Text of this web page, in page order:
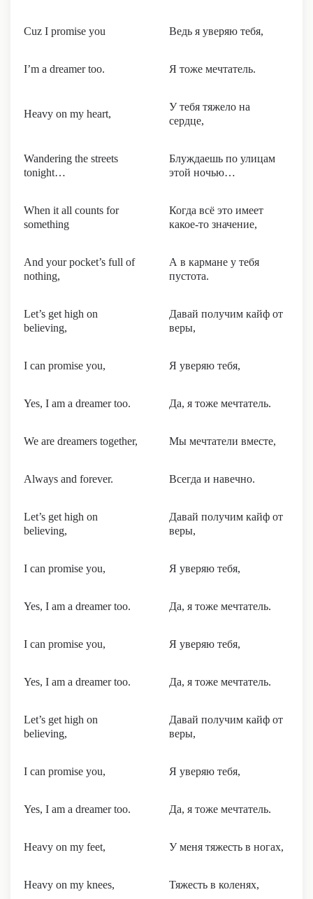
Cuz I promise you Ведь я уверяю тебя,
I’m a dreamer too. Я тоже мечтатель.
Heavy on my heart,
У тебя тяжело на
сердце,
Wandering the streets
tonight…
Блуждаешь по улицам
этой ночью…
When it all counts for
something
Когда всё это имеет
какое-то значение,
And your pocket’s full of
nothing,
А в кармане у тебя
пустота.
Let’s get high on
believing,
Давай получим кайф от
веры,
I can promise you, Я уверяю тебя,
Yes, I am a dreamer too. Да, я тоже мечтатель.
We are dreamers together, Мы мечтатели вместе,
Always and forever. Всегда и навечно.
Let’s get high on
believing,
Давай получим кайф от
веры,
I can promise you, Я уверяю тебя,
Yes, I am a dreamer too. Да, я тоже мечтатель.
I can promise you, Я уверяю тебя,
Yes, I am a dreamer too. Да, я тоже мечтатель.
Let’s get high on
believing,
Давай получим кайф от
веры,
I can promise you, Я уверяю тебя,
Yes, I am a dreamer too. Да, я тоже мечтатель.
Heavy on my feet, У меня тяжесть в ногах,
Heavy on my knees, Тяжесть в коленях,